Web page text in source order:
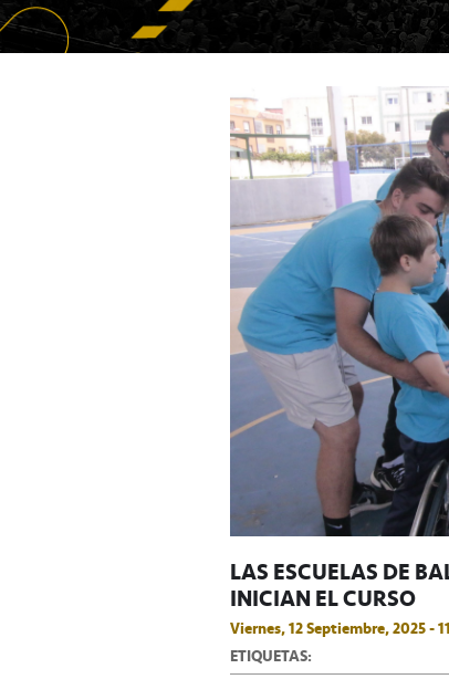
LAS ESCUELAS DE
INICIAN EL CURSO
Viernes, 12 Septiembre, 2025 -
ETIQUETAS: